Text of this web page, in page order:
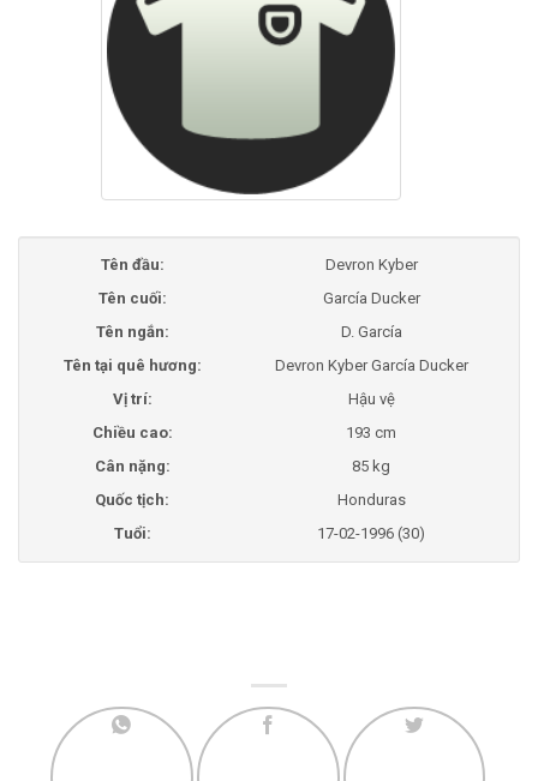
Tên đầu:
Devron Kyber
Tên cuối:
García Ducker
Tên ngắn:
D. García
Tên tại quê hương:
Devron Kyber García Ducker
Vị trí:
Hậu vệ
Chiều cao:
193 cm
Cân nặng:
85 kg
Quốc tịch:
Honduras
Tuổi:
17-02-1996 (30)